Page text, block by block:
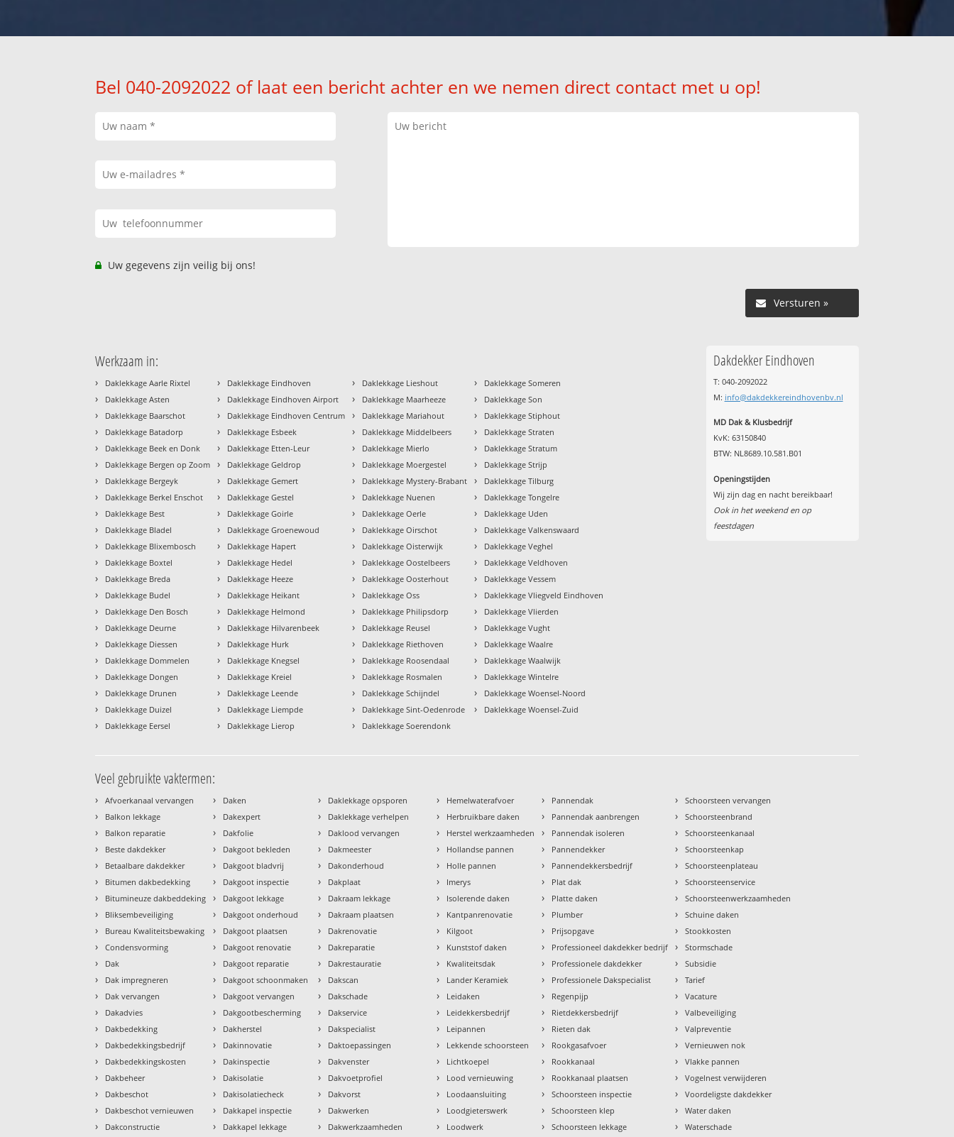
Bel 040-2092022 of laat een bericht achter en we nemen direct contact met u op!
Uw gegevens zijn veilig bij ons!
Versturen »
Werkzaam in:
› Daklekkage Aarle Rixtel
› Daklekkage Asten
› Daklekkage Baarschot
› Daklekkage Batadorp
› Daklekkage Beek en Donk
› Daklekkage Bergen op Zoom
› Daklekkage Bergeyk
› Daklekkage Berkel Enschot
› Daklekkage Best
› Daklekkage Bladel
› Daklekkage Blixembosch
› Daklekkage Boxtel
› Daklekkage Breda
› Daklekkage Budel
› Daklekkage Den Bosch
› Daklekkage Deurne
› Daklekkage Diessen
› Daklekkage Dommelen
› Daklekkage Dongen
› Daklekkage Drunen
› Daklekkage Duizel
› Daklekkage Eersel
› Daklekkage Eindhoven
› Daklekkage Eindhoven Airport
› Daklekkage Eindhoven Centrum
› Daklekkage Esbeek
› Daklekkage Etten-Leur
› Daklekkage Geldrop
› Daklekkage Gemert
› Daklekkage Gestel
› Daklekkage Goirle
› Daklekkage Groenewoud
› Daklekkage Hapert
› Daklekkage Hedel
› Daklekkage Heeze
› Daklekkage Heikant
› Daklekkage Helmond
› Daklekkage Hilvarenbeek
› Daklekkage Hurk
› Daklekkage Knegsel
› Daklekkage Kreiel
› Daklekkage Leende
› Daklekkage Liempde
› Daklekkage Lierop
› Daklekkage Lieshout
› Daklekkage Maarheeze
› Daklekkage Mariahout
› Daklekkage Middelbeers
› Daklekkage Mierlo
› Daklekkage Moergestel
› Daklekkage Mystery-Brabant
› Daklekkage Nuenen
› Daklekkage Oerle
› Daklekkage Oirschot
› Daklekkage Oisterwijk
› Daklekkage Oostelbeers
› Daklekkage Oosterhout
› Daklekkage Oss
› Daklekkage Philipsdorp
› Daklekkage Reusel
› Daklekkage Riethoven
› Daklekkage Roosendaal
› Daklekkage Rosmalen
› Daklekkage Schijndel
› Daklekkage Sint-Oedenrode
› Daklekkage Soerendonk
› Daklekkage Someren
› Daklekkage Son
› Daklekkage Stiphout
› Daklekkage Straten
› Daklekkage Stratum
› Daklekkage Strijp
› Daklekkage Tilburg
› Daklekkage Tongelre
› Daklekkage Uden
› Daklekkage Valkenswaard
› Daklekkage Veghel
› Daklekkage Veldhoven
› Daklekkage Vessem
› Daklekkage Vliegveld Eindhoven
› Daklekkage Vlierden
› Daklekkage Vught
› Daklekkage Waalre
› Daklekkage Waalwijk
› Daklekkage Wintelre
› Daklekkage Woensel-Noord
› Daklekkage Woensel-Zuid
Dakdekker Eindhoven
T: 040-2092022
M: info@dakdekkereindhovenbv.nl
MD Dak & Klusbedrijf
KvK: 63150840
BTW: NL8689.10.581.B01
Openingstijden
Wij zijn dag en nacht bereikbaar!
Ook in het weekend en op
feestdagen
Veel gebruikte vaktermen:
› Afvoerkanaal vervangen
› Balkon lekkage
› Balkon reparatie
› Beste dakdekker
› Betaalbare dakdekker
› Bitumen dakbedekking
› Bitumineuze dakbeddeking
› Bliksembeveiliging
› Bureau Kwaliteitsbewaking
› Condensvorming
› Dak
› Dak impregneren
› Dak vervangen
› Dakadvies
› Dakbedekking
› Dakbedekkingsbedrijf
› Dakbedekkingskosten
› Dakbeheer
› Dakbeschot
› Dakbeschot vernieuwen
› Dakconstructie
› Daken
› Dakexpert
› Dakfolie
› Dakgoot bekleden
› Dakgoot bladvrij
› Dakgoot inspectie
› Dakgoot lekkage
› Dakgoot onderhoud
› Dakgoot plaatsen
› Dakgoot renovatie
› Dakgoot reparatie
› Dakgoot schoonmaken
› Dakgoot vervangen
› Dakgootbescherming
› Dakherstel
› Dakinnovatie
› Dakinspectie
› Dakisolatie
› Dakisolatiecheck
› Dakkapel inspectie
› Dakkapel lekkage
› Daklekkage opsporen
› Daklekkage verhelpen
› Daklood vervangen
› Dakmeester
› Dakonderhoud
› Dakplaat
› Dakraam lekkage
› Dakraam plaatsen
› Dakrenovatie
› Dakreparatie
› Dakrestauratie
› Dakscan
› Dakschade
› Dakservice
› Dakspecialist
› Daktoepassingen
› Dakvenster
› Dakvoetprofiel
› Dakvorst
› Dakwerken
› Dakwerkzaamheden
› Hemelwaterafvoer
› Herbruikbare daken
› Herstel werkzaamheden
› Hollandse pannen
› Holle pannen
› Imerys
› Isolerende daken
› Kantpanrenovatie
› Kilgoot
› Kunststof daken
› Kwaliteitsdak
› Lander Keramiek
› Leidaken
› Leidekkersbedrijf
› Leipannen
› Lekkende schoorsteen
› Lichtkoepel
› Lood vernieuwing
› Loodaansluiting
› Loodgieterswerk
› Loodwerk
› Pannendak
› Pannendak aanbrengen
› Pannendak isoleren
› Pannendekker
› Pannendekkersbedrijf
› Plat dak
› Platte daken
› Plumber
› Prijsopgave
› Professioneel dakdekker bedrijf
› Professionele dakdekker
› Professionele Dakspecialist
› Regenpijp
› Rietdekkersbedrijf
› Rieten dak
› Rookgasafvoer
› Rookkanaal
› Rookkanaal plaatsen
› Schoorsteen inspectie
› Schoorsteen klep
› Schoorsteen lekkage
› Schoorsteen vervangen
› Schoorsteenbrand
› Schoorsteenkanaal
› Schoorsteenkap
› Schoorsteenplateau
› Schoorsteenservice
› Schoorsteenwerkzaamheden
› Schuine daken
› Stookkosten
› Stormschade
› Subsidie
› Tarief
› Vacature
› Valbeveiliging
› Valpreventie
› Vernieuwen nok
› Vlakke pannen
› Vogelnest verwijderen
› Voordeligste dakdekker
› Water daken
› Waterschade